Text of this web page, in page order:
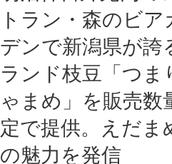
トラン・森のビア
デンで新潟県が誇
ランド枝豆「つま
ゃまめ」を販売数
定で提供。えだま
の魅力を発信